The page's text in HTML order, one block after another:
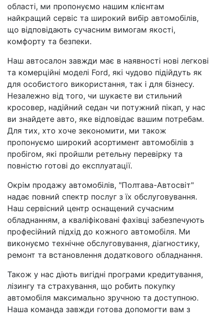
області, ми пропонуємо нашим клієнтам
найкращий сервіс та широкий вибір автомобілів,
що відповідають сучасним вимогам якості,
комфорту та безпеки.
Наш автосалон завжди має в наявності нові легкові
та комерційні моделі Ford, які чудово підійдуть як
для особистого використання, так і для бізнесу.
Незалежно від того, чи шукаєте ви стильний
кросовер, надійний седан чи потужний пікап, у нас
ви знайдете авто, яке відповідає вашим потребам.
Для тих, хто хоче зекономити, ми також
пропонуємо широкий асортимент автомобілів з
пробігом, які пройшли ретельну перевірку та
повністю готові до експлуатації.
Окрім продажу автомобілів, "Полтава-Автосвіт"
надає повний спектр послуг з їх обслуговування.
Наш сервісний центр оснащений сучасним
обладнанням, а кваліфіковані фахівці забезпечують
професійний підхід до кожного автомобіля. Ми
виконуємо технічне обслуговування, діагностику,
ремонт та встановлення додаткового обладнання.
Також у нас діють вигідні програми кредитування,
лізингу та страхування, що робить покупку
автомобіля максимально зручною та доступною.
Наша команда завжди готова допомогти вам з